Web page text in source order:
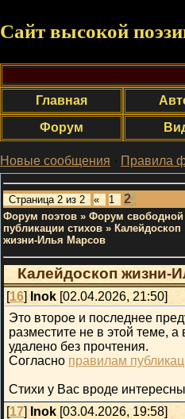
Сайт высокой
Главная
Форум
Новые сообщения · Правила
Страница 2 из 2 « 1 2
Форум поэтов » Форум свободной
публикации стихов » Калейдоскоп
жизни-Илья Марсов
Калейдоскоп жизни-
[16] Inok [02.04.2026, 21:50]
Это второе и последнее
разместите не в этой теме, а
удалено без прочтения.
Согласно правилам
Стихи у Вас вроде
[17] Inok [03.04.2026, 19:58]